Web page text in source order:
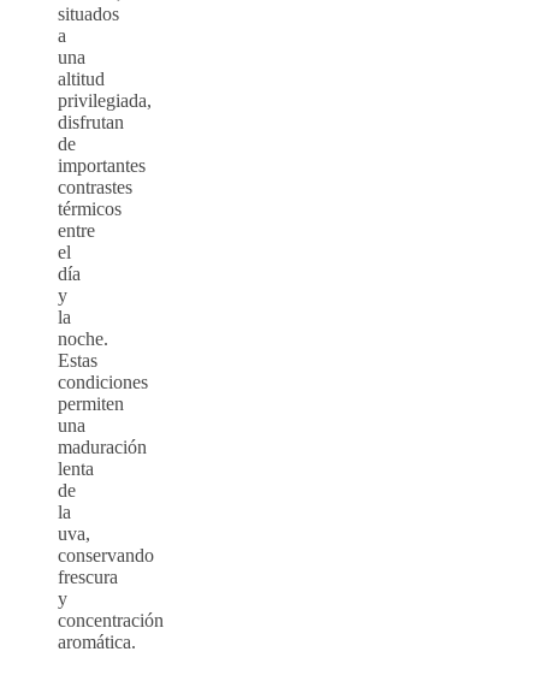
situados
a
una
altitud
privilegiada,
disfrutan
de
importantes
contrastes
térmicos
entre
el
día
y
la
noche.
Estas
condiciones
permiten
una
maduración
lenta
de
la
uva,
conservando
frescura
y
concentración
aromática.